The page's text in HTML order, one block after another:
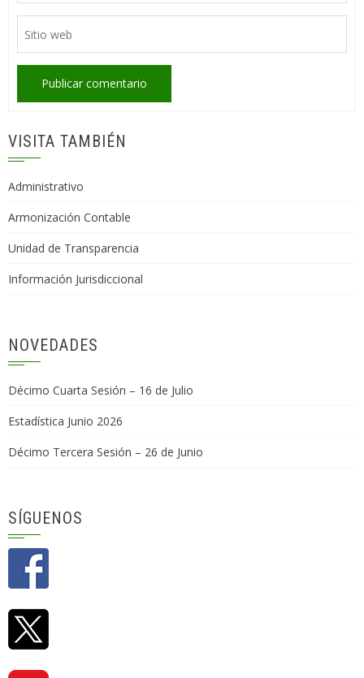
VISITA TAMBIÉN
Administrativo
Armonización Contable
Unidad de Transparencia
Información Jurisdiccional
NOVEDADES
Décimo Cuarta Sesión – 16 de Julio
Estadística Junio 2026
Décimo Tercera Sesión – 26 de Junio
SÍGUENOS